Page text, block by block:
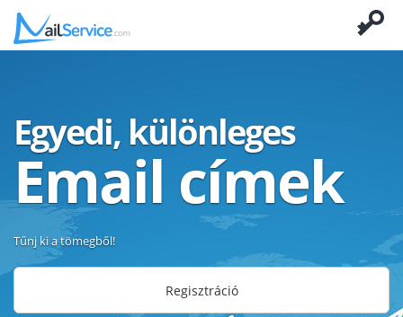
Egyedi, különleges
Email címek
Tűnj ki a tömegből!
Regisztráció